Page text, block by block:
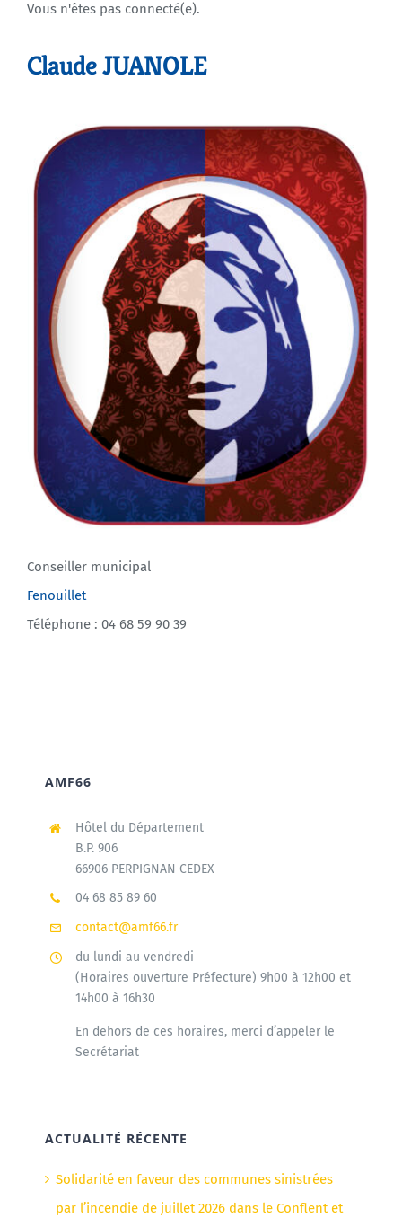
Agenda
Vous n'êtes pas connecté(e).
Claude JUANOLE
Conseiller municipal
Fenouillet
Téléphone : 04 68 59 90 39
AMF66
Hôtel du Département
B.P. 906
66906 PERPIGNAN CEDEX
04 68 85 89 60
contact@amf66.fr
du lundi au vendredi
(Horaires ouverture Préfecture) 9h00 à 12h00 et
14h00 à 16h30
En dehors de ces horaires, merci d’appeler le
Secrétariat
ACTUALITÉ RÉCENTE
Solidarité en faveur des communes sinistrées
par l’incendie de juillet 2026 dans le Conflent et